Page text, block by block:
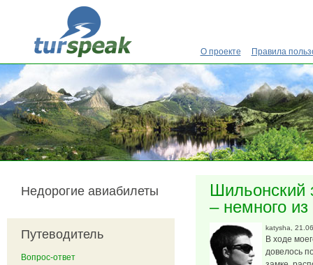
Перейти к основному содержанию
О проекте Правила
Шильонский
– немного
katysha ,
В ходе
довелось
Недорогие авиабилеты
Путеводитель
Вопрос-ответ